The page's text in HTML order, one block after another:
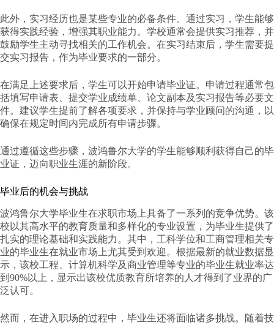
此外，实习经历也是某些专业的必备条件。通过实习，学生能够
获得实践经验，增强其职业能力。学校通常会提供实习推荐，并
鼓励学生主动寻找相关的工作机会。在实习结束后，学生需要提
交实习报告，作为毕业要求的一部分。
在满足上述要求后，学生可以开始申请毕业证。申请过程通常包
括填写申请表、提交学业成绩单、论文副本及实习报告等必要文
件。建议学生提前了解各项要求，并保持与学业顾问的沟通，以
确保在规定时间内完成所有申请步骤。
通过遵循这些步骤，波鸿鲁尔大学的学生能够顺利获得自己的毕
业证，迈向职业生涯的新阶段。
毕业后的机会与挑战
波鸿鲁尔大学毕业生在求职市场上具备了一系列的竞争优势。该
校以其高水平的教育质量和多样化的专业设置，为毕业生提供了
扎实的理论基础和实践能力。其中，工科学位和工商管理相关专
业的毕业生在就业市场上尤其受到欢迎。根据最新的就业数据显
示，该校工程、计算机科学及商业管理等专业的毕业生就业率达
到90%以上，显示出该校优质教育所培养的人才得到了业界的广
泛认可。
然而，在进入职场的过程中，毕业生还将面临诸多挑战。随着技